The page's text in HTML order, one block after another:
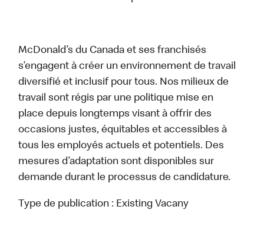
McDonald’s du Canada et ses franchisés
s’engagent à créer un environnement de travail
diversifié et inclusif pour tous. Nos milieux de
travail sont régis par une politique mise en
place depuis longtemps visant à offrir des
occasions justes, équitables et accessibles à
tous les employés actuels et potentiels. Des
mesures d’adaptation sont disponibles sur
demande durant le processus de candidature.
Type de publication : Existing Vacany